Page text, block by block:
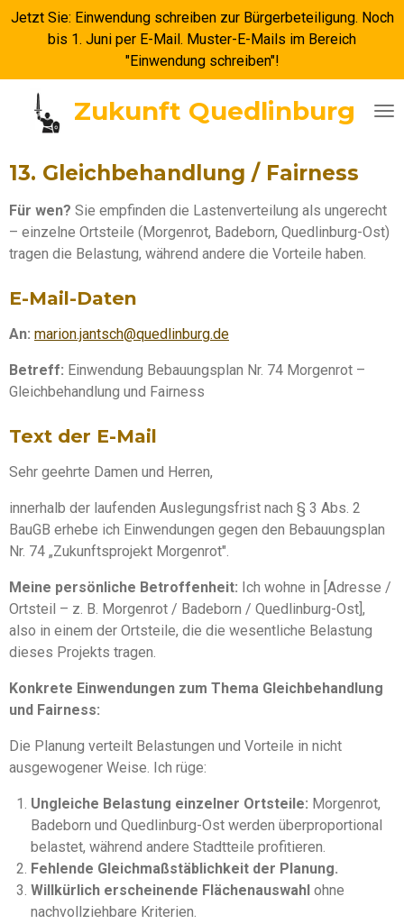
Zum
Hauptinhalt
Zukunft Quedlinburg
Jetzt Sie: Einwendung schreiben zur Bürgerbeteiligung. Noch
bis 1. Juni per E-Mail. Muster-E-Mails im Bereich
"Einwendung schreiben"!
13. Gleichbehandlung / Fairness
Für wen? Sie empfinden die Lastenverteilung als ungerecht
– einzelne Ortsteile (Morgenrot, Badeborn, Quedlinburg-Ost)
tragen die Belastung, während andere die Vorteile haben.
E-Mail-Daten
An: marion.jantsch@quedlinburg.de
Betreff: Einwendung Bebauungsplan Nr. 74 Morgenrot –
Gleichbehandlung und Fairness
Text der E-Mail
Sehr geehrte Damen und Herren,
innerhalb der laufenden Auslegungsfrist nach § 3 Abs. 2
BauGB erhebe ich Einwendungen gegen den Bebauungsplan
Nr. 74 „Zukunftsprojekt Morgenrot".
Meine persönliche Betroffenheit: Ich wohne in [Adresse /
Ortsteil – z. B. Morgenrot / Badeborn / Quedlinburg-Ost],
also in einem der Ortsteile, die die wesentliche Belastung
dieses Projekts tragen.
Konkrete Einwendungen zum Thema Gleichbehandlung
und Fairness:
Die Planung verteilt Belastungen und Vorteile in nicht
ausgewogener Weise. Ich rüge:
Ungleiche Belastung einzelner Ortsteile: Morgenrot,
Badeborn und Quedlinburg-Ost werden überproportional
belastet, während andere Stadtteile profitieren.
Fehlende Gleichmaßstäblichkeit der Planung.
Willkürlich erscheinende Flächenauswahl ohne
nachvollziehbare Kriterien.